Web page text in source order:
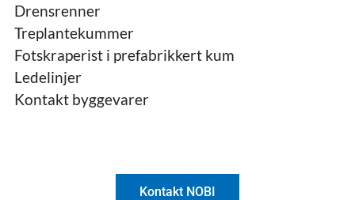
Drensrenner
Treplantekummer
Fotskraperist i prefabrikkert kum
Ledelinjer
Kontakt byggevarer
Kontakt NOBI